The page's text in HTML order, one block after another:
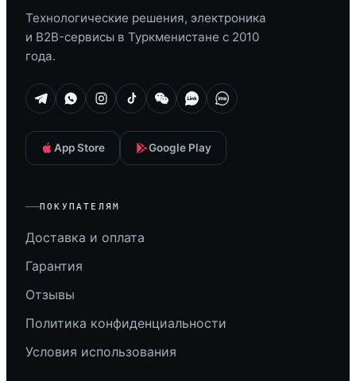
Технологические решения, электроника
и B2B-сервисы в Туркменистане с 2010
года.
App Store Google Play
ПОКУПАТЕЛЯМ
Доставка и оплата
Гарантия
Отзывы
Политика конфиденциальности
Условия использования